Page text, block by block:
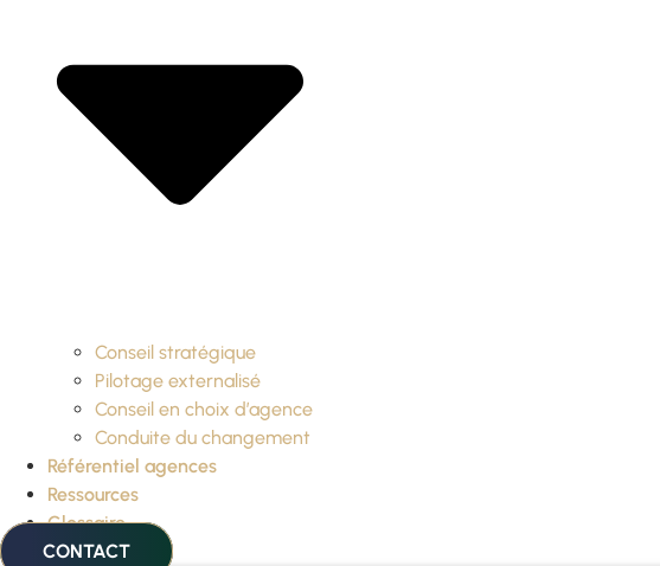
Conseil stratégique
Pilotage externalisé
Conseil en choix d’agence
Conduite du changement
Référentiel agences
Ressources
Glossaire
CONTACT